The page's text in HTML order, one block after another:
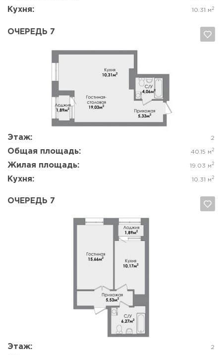
Кухня: 10.31 м 2
ОЧЕРЕДЬ 7
Этаж: 2
Общая площадь: 40.15 м 2
Жилая площадь: 19.03 м 2
Кухня: 10.31 м 2
Да, удалить
ОЧЕРЕДЬ 7
Этаж: 2
Да, удалить Отмена